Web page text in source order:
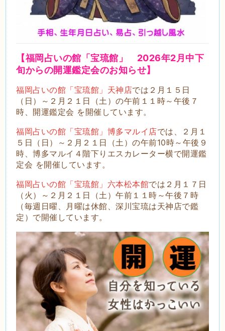
【福岡占いの館「宝琉館」 2026年2月中下
旬からの開運鑑定会のお知らせ】
福岡占いの館「宝琉館」天神店では２月１５日
（日）～２月２１日（土）の午前１１時～午後７
時、開運鑑定会 を開催しています。
福岡占いの館「宝琉館」博多マルイ店では、２月１
５日（日）～２月２１日（土）の午前10時～午後９
時、博多マルイ４階下りエスカレーター横で開運鑑
定会 を開催しています。
福岡占いの館「宝琉館」六本松本館では２月１７日
（火）～２月２１日（土）午前１１時～午後７時
（毎週日曜、月曜は休館、深川宝琉は天神店で鑑
定）で開催しています。